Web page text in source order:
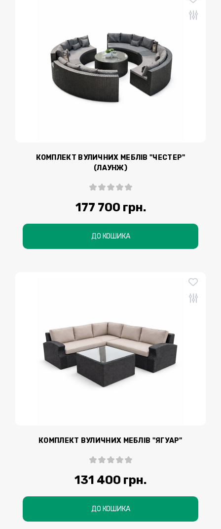
КОМПЛЕКТ ВУЛИЧНИХ МЕБЛІВ "ЧЕСТЕР"
(ЛАУНЖ)
177 700 грн.
ДО КОШИКА
КОМПЛЕКТ ВУЛИЧНИХ МЕБЛІВ "ЯГУАР"
131 400 грн.
ДО КОШИКА